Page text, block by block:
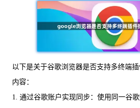
以下是关于谷歌浏览器是否支持多终端
内容：
1. 通过谷歌账户实现同步：使用同一谷